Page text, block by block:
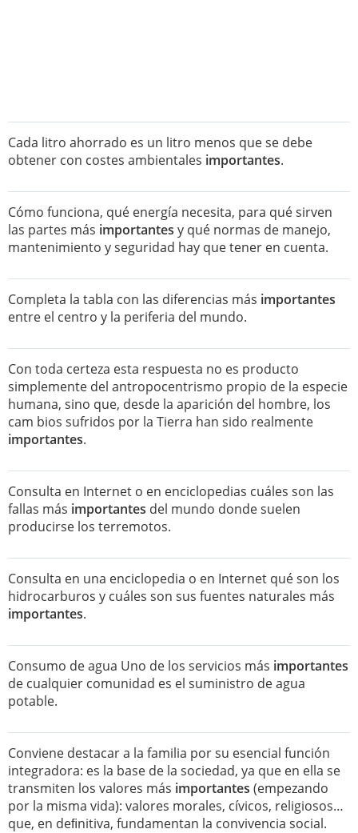
Cada litro ahorrado es un litro menos que se debe
obtener con costes ambientales importantes.
Cómo funciona, qué energía necesita, para qué sirven
las partes más importantes y qué normas de manejo,
mantenimiento y seguridad hay que tener en cuenta.
Completa la tabla con las diferencias más importantes
entre el centro y la periferia del mundo.
Con toda certeza esta respuesta no es producto
simplemente del antropocentrismo propio de la especie
humana, sino que, desde la aparición del hombre, los
cam bios sufridos por la Tierra han sido realmente
importantes.
Consulta en Internet o en enciclopedias cuáles son las
fallas más importantes del mundo donde suelen
producirse los terremotos.
Consulta en una enciclopedia o en Internet qué son los
hidrocarburos y cuáles son sus fuentes naturales más
importantes.
Consumo de agua Uno de los servicios más importantes
de cualquier comunidad es el suministro de agua
potable.
Conviene destacar a la familia por su esencial función
integradora: es la base de la sociedad, ya que en ella se
transmiten los valores más importantes (empezando
por la misma vida): valores morales, cívicos, religiosos…
que, en deﬁnitiva, fundamentan la convivencia social.